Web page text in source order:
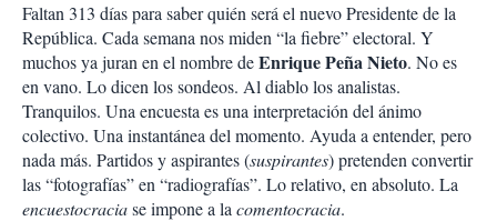
t
i
r
Faltan 313 días para saber quién será el nuevo Presidente de la
República. Cada semana nos miden “la fiebre” electoral. Y
muchos ya juran en el nombre deEnrique Peña Nieto. No es
en vano. Lo dicen los sondeos. Al diablo los analistas.
Tranquilos. Una encuesta es una interpretación del ánimo
colectivo. Una instantánea del momento. Ayuda a entender, pero
nada más. Partidos y aspirantes (suspirantes) pretenden convertir
las “fotografías” en “radiografías”. Lo relativo, en absoluto. La
encuestocraciase impone a la comentocracia.